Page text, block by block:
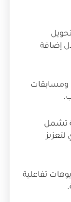
إضافة
ومسابقات
تشمل
تفاعلية